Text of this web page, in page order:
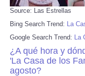
Source: Las Estrellas
Bing Search Trend: La
Google Search Trend: La
¿A qué hora y
'La Casa de los
agosto?